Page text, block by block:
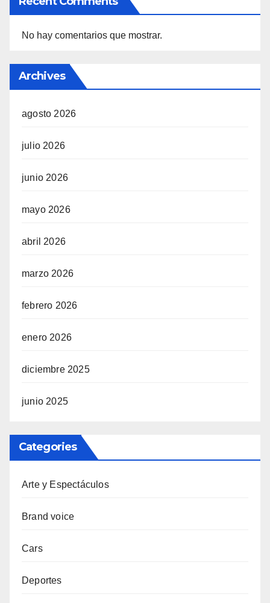
No hay comentarios que mostrar.
Archives
agosto 2026
julio 2026
junio 2026
mayo 2026
abril 2026
marzo 2026
febrero 2026
enero 2026
diciembre 2025
junio 2025
Categories
Arte y Espectáculos
Brand voice
Cars
Deportes